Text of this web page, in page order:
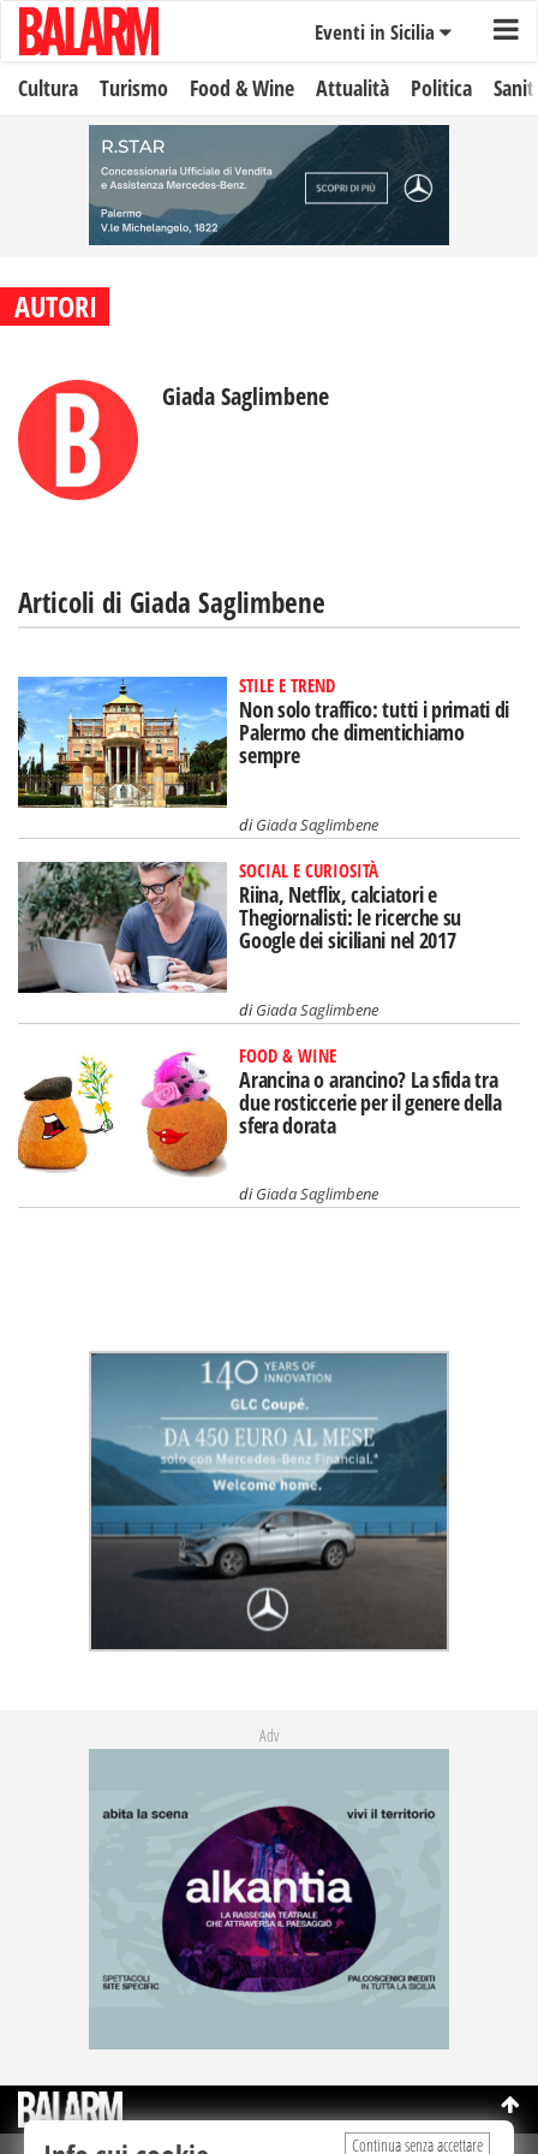
Eventi in Sicilia
Cultura Turismo Food & Wine Attualità Politica
AUTORI
Giada Saglimbene
Articoli di Giada Saglimbene
STILE E TREND
Non solo traffico: tutti i primati di
Palermo che dimentichiamo
sempre
diGiada Saglimbene
SOCIAL E CURIOSITÀ
Riina, Netflix, calciatori e
Thegiornalisti: le ricerche su
Google dei siciliani nel 2017
diGiada Saglimbene
FOOD & WINE
Arancina o arancino? La sfida tra
due rosticcerie per il genere della
sfera dorata
diGiada Saglimbene
Adv
Continua senza accettare